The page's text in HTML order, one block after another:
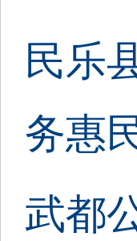
民乐
务惠
武都